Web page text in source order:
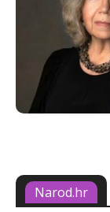
Narod.hr